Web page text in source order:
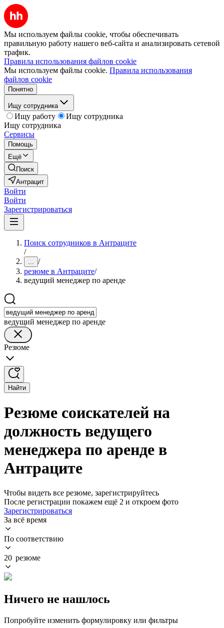
Мы используем файлы cookie, чтобы обеспечивать
правильную работу нашего веб-сайта и анализировать сетевой
трафик.
Правила использования файлов cookie
Мы используем файлы cookie. Правила использования
файлов cookie
Понятно
Ищу сотрудника
Ищу работу
Ищу сотрудника
Ищу сотрудника
Сервисы
Помощь
Ещё
Поиск
Антрацит
Войти
Войти
Зарегистрироваться
Поиск сотрудников в Антраците
/
... /
резюме в Антраците/
ведущий менеджер по аренде
ведущий менеджер по аренде
Резюме
Найти
Резюме соискателей на
должность ведущего
менеджера по аренде в
Антраците
Чтобы видеть все резюме, зарегистрируйтесь
После регистрации покажем ещё 2 и откроем фото
Зарегистрироваться
За всё время
По соответствию
20 резюме
Ничего не нашлось
Попробуйте изменить формулировку или фильтры